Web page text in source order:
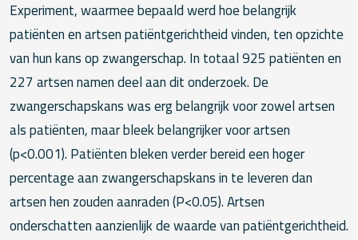
Experiment, waarmee bepaald werd hoe belangrijk
patiënten en artsen patiëntgerichtheid vinden, ten opzichte
van hun kans op zwangerschap. In totaal 925 patiënten en
227 artsen namen deel aan dit onderzoek. De
zwangerschapskans was erg belangrijk voor zowel artsen
als patiënten, maar bleek belangrijker voor artsen
(p<0.001). Patiënten bleken verder bereid een hoger
percentage aan zwangerschapskans in te leveren dan
artsen hen zouden aanraden (P<0.05). Artsen
onderschatten aanzienlijk de waarde van patiëntgerichtheid.